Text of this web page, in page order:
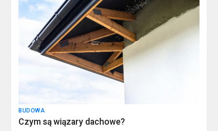
BUDOWA
Czym są wiązary dachowe?